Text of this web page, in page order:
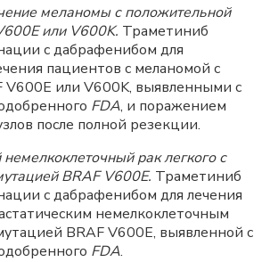
меланомы с положительной
или V600K. Траметиниб
с дабрафенибом для
пациентов с меланомой с
V600E или V600K, выявленными с
FDA, и поражением
после полной резекции.
немелкоклеточный рак легкого с
BRAF V600E. Траметиниб
с дабрафенибом для лечения
немелкоклеточным
BRAF V600E, выявленной с
FDA.